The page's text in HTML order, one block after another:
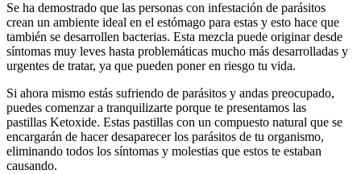
Se ha demostrado que las personas con infestación de parásitos
crean un ambiente ideal en el estómago para estas y esto hace que
también se desarrollen bacterias. Esta mezcla puede originar desde
síntomas muy leves hasta problemáticas mucho más desarrolladas y
urgentes de tratar, ya que pueden poner en riesgo tu vida.
Si ahora mismo estás sufriendo de parásitos y andas preocupado,
puedes comenzar a tranquilizarte porque te presentamos las
pastillas Ketoxide. Estas pastillas con un compuesto natural que se
encargarán de hacer desaparecer los parásitos de tu organismo,
eliminando todos los síntomas y molestias que estos te estaban
causando.